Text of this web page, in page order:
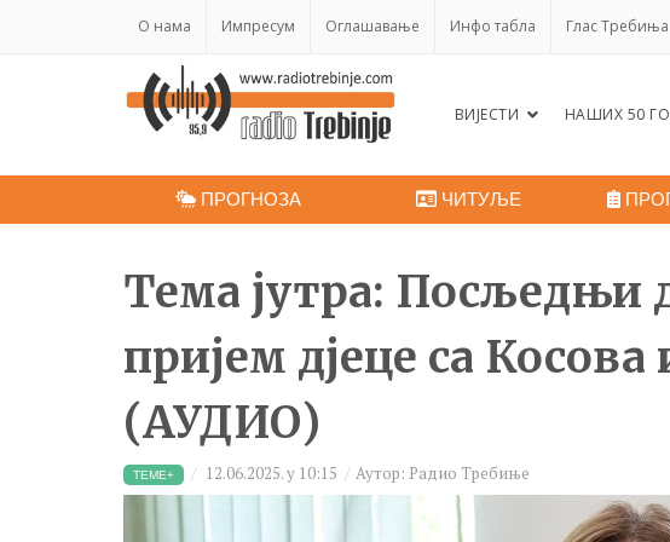
O нама Импресум Оглашавање Инфо табла Глас Требиња
ВИЈЕСТИ НАШИХ 50
ПРОГНОЗА ЧИТУЉЕ
Тема јутра: Посљедњи
пријем дјеце са
(АУДИО)
ТЕМЕ+ 12.06.2025. у 10:15 Аутор: Радио Требиње